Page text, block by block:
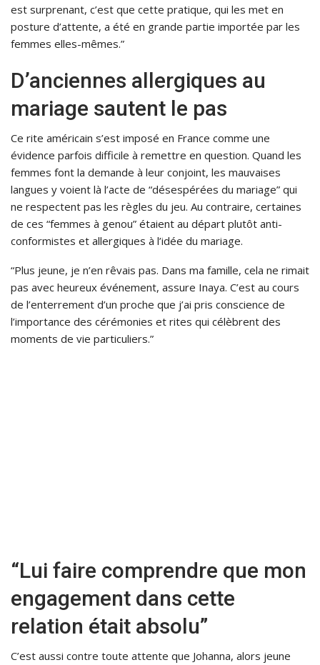
est surprenant, c’est que cette pratique, qui les met en
posture d’attente, a été en grande partie importée par les
femmes elles-mêmes.”
D’anciennes allergiques au
mariage sautent le pas
Ce rite américain s’est imposé en France comme une
évidence parfois difficile à remettre en question. Quand les
femmes font la demande à leur conjoint, les mauvaises
langues y voient là l’acte de “désespérées du mariage” qui
ne respectent pas les règles du jeu. Au contraire, certaines
de ces “femmes à genou” étaient au départ plutôt anti-
conformistes et allergiques à l’idée du mariage.
“Plus jeune, je n’en rêvais pas. Dans ma famille, cela ne rimait
pas avec heureux événement, assure Inaya. C’est au cours
de l’enterrement d’un proche que j’ai pris conscience de
l’importance des cérémonies et rites qui célèbrent des
moments de vie particuliers.”
“Lui faire comprendre que mon
engagement dans cette
relation était absolu”
C’est aussi contre toute attente que Johanna, alors jeune